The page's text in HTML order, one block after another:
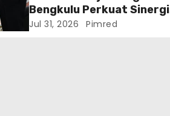
Bengkulu Perkuat Sinergi
Penegakan Hukum Melalui
Jul 31, 2026 Pimred